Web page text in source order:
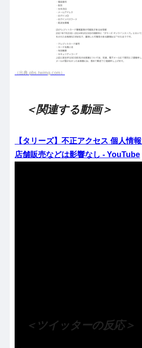
（出典 pbs.twimg.com）
＜関連する動画＞
【タリーズ】不正アクセス 個人情
店舗販売などは影響なし - YouTube
＜ツイッターの反応＞